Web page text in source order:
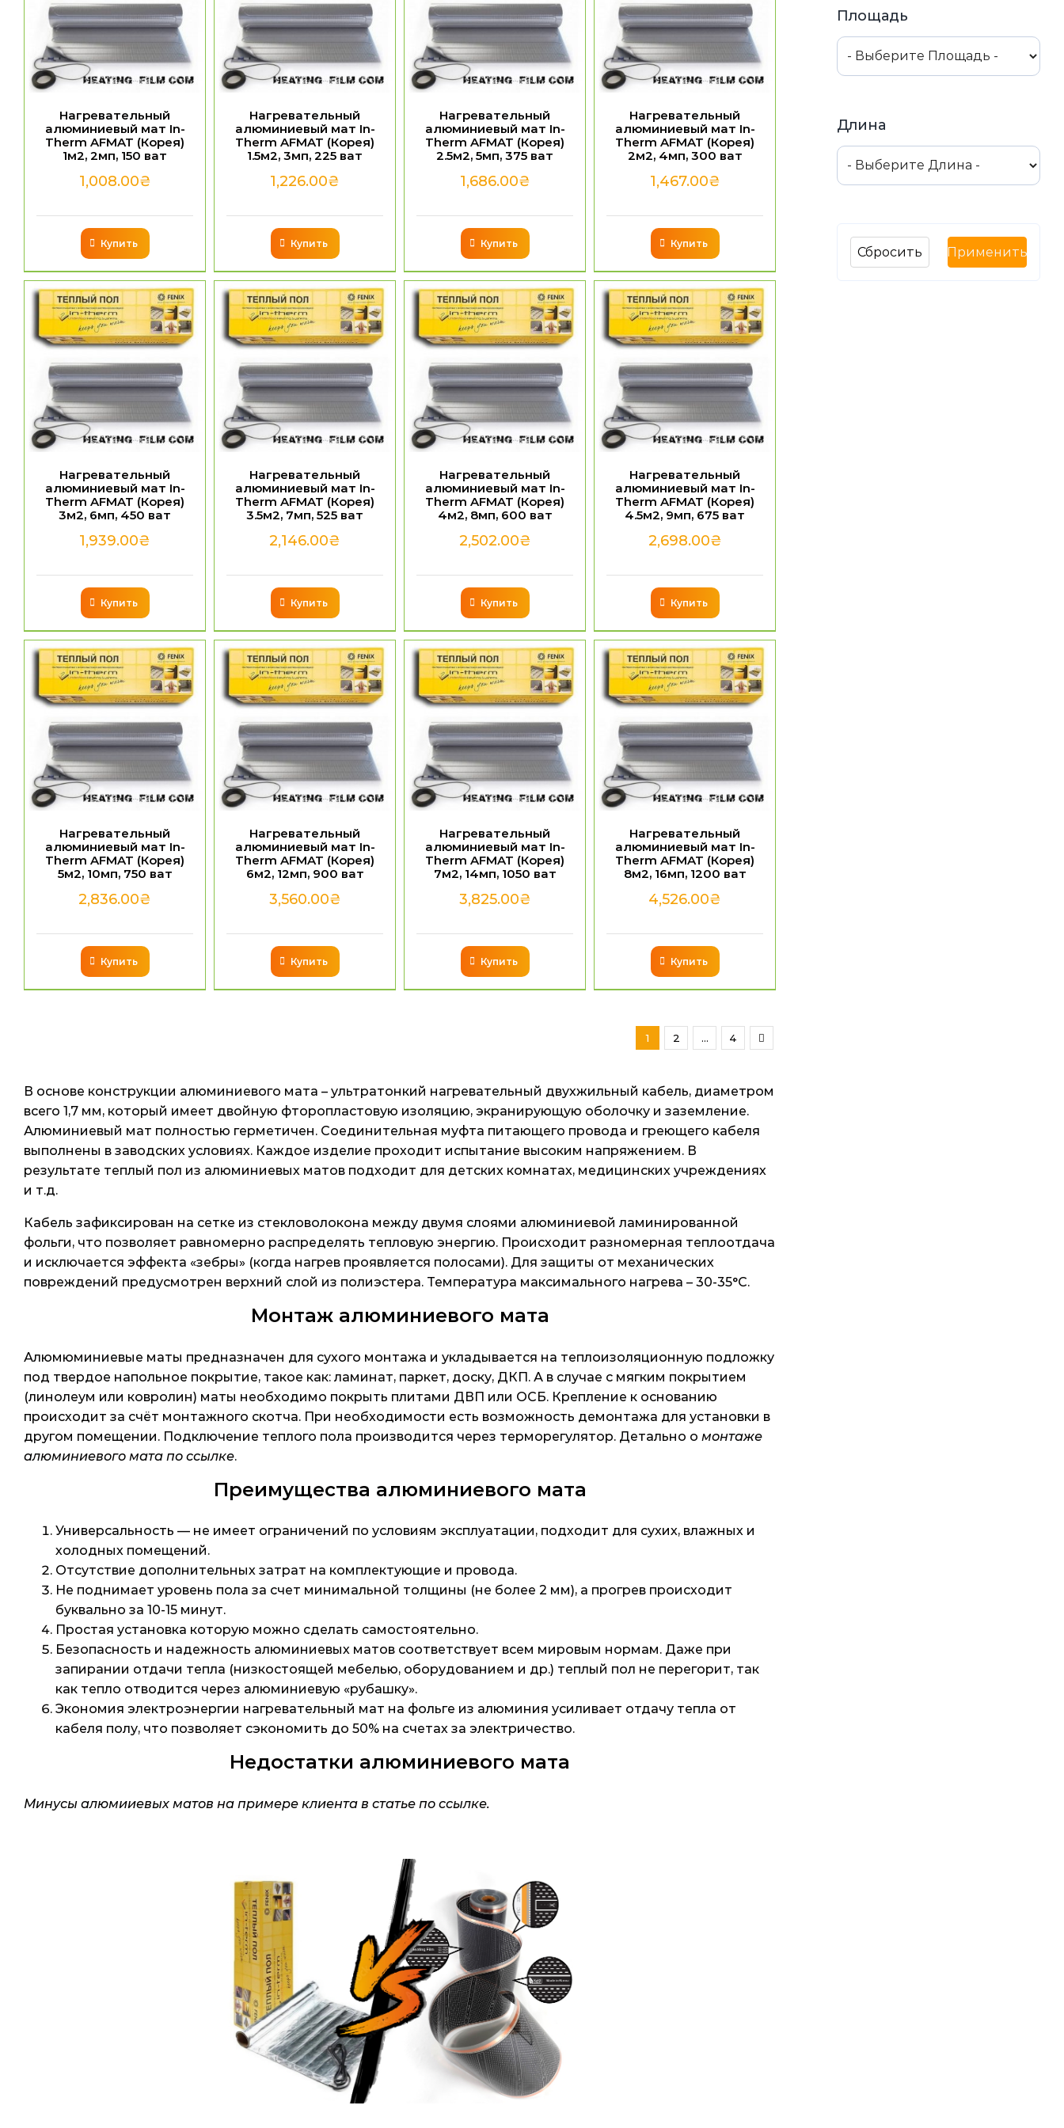
Нагревательный
алюминиевый мат In-
Therm AFMAT (Корея)
1м2, 2мп, 150 ват
1,008.00₴
Купить
Нагревательный
алюминиевый мат In-
Therm AFMAT (Корея)
1.5м2, 3мп, 225 ват
1,226.00₴
Купить
Нагревательный
алюминиевый мат In-
Therm AFMAT (Корея)
2.5м2, 5мп, 375 ват
1,686.00₴
Купить
Нагревательный
алюминиевый мат In-
Therm AFMAT (Корея)
2м2, 4мп, 300 ват
1,467.00₴
Купить
Нагревательный
алюминиевый мат In-
Therm AFMAT (Корея)
3м2, 6мп, 450 ват
1,939.00₴
Купить
Нагревательный
алюминиевый мат In-
Therm AFMAT (Корея)
3.5м2, 7мп, 525 ват
2,146.00₴
Купить
Нагревательный
алюминиевый мат In-
Therm AFMAT (Корея)
4м2, 8мп, 600 ват
2,502.00₴
Купить
Нагревательный
алюминиевый мат In-
Therm AFMAT (Корея)
4.5м2, 9мп, 675 ват
2,698.00₴
Купить
Нагревательный
алюминиевый мат In-
Therm AFMAT (Корея)
5м2, 10мп, 750 ват
2,836.00₴
Купить
Нагревательный
алюминиевый мат In-
Therm AFMAT (Корея)
6м2, 12мп, 900 ват
3,560.00₴
Купить
Нагревательный
алюминиевый мат In-
Therm AFMAT (Корея)
7м2, 14мп, 1050 ват
3,825.00₴
Купить
Нагревательный
алюминиевый мат In-
Therm AFMAT (Корея)
8м2, 16мп, 1200 ват
4,526.00₴
Купить
1 2 … 4
В основе конструкции алюминиевого мата – ультратонкий нагревательный двухжильный кабель, диаметром
всего 1,7 мм, который имеет двойную фторопластовую изоляцию, экранирующую оболочку и заземление.
Алюминиевый мат полностью герметичен. Соединительная муфта питающего провода и греющего кабеля
выполнены в заводских условиях. Каждое изделие проходит испытание высоким напряжением. В
результате теплый пол из алюминиевых матов подходит для детских комнатах, медицинских учреждениях
и т.д.
Кабель зафиксирован на сетке из стекловолокона между двумя слоями алюминиевой ламинированной
фольги, что позволяет равномерно распределять тепловую энергию. Происходит разномерная теплоотдача
и исключается эффекта «зебры» (когда нагрев проявляется полосами). Для защиты от механических
повреждений предусмотрен верхний слой из полиэстера. Температура максимального нагрева – 30-35°С.
Монтаж алюминиевого мата
Алюмюминиевые маты предназначен для сухого монтажа и укладывается на теплоизоляционную подложку
под твердое напольное покрытие, такое как: ламинат, паркет, доску, ДКП. А в случае с мягким покрытием
(линолеум или ковролин) маты необходимо покрыть плитами ДВП или ОСБ. Крепление к основанию
происходит за счёт монтажного скотча. При необходимости есть возможность демонтажа для установки в
другом помещении. Подключение теплого пола производится через терморегулятор. Детально о монтаже
алюминиевого мата по ссылке.
Преимущества алюминиевого мата
Универсальность — не имеет ограничений по условиям эксплуатации, подходит для сухих, влажных и
холодных помещений.
Отсутствие дополнительных затрат на комплектующие и провода.
Не поднимает уровень пола за счет минимальной толщины (не более 2 мм), а прогрев происходит
буквально за 10-15 минут.
Простая установка которую можно сделать самостоятельно.
Безопасность и надежность алюминиевых матов соответствует всем мировым нормам. Даже при
запирании отдачи тепла (низкостоящей мебелью, оборудованием и др.) теплый пол не перегорит, так
как тепло отводится через алюминиевую «рубашку».
Экономия электроэнергии нагревательный мат на фольге из алюминия усиливает отдачу тепла от
кабеля полу, что позволяет сэкономить до 50% на счетах за электричество.
Недостатки алюминиевого мата
Минусы алюмииевых матов на примере клиента в статье по ссылке.
Площадь
Длина
Применить
Сбросить